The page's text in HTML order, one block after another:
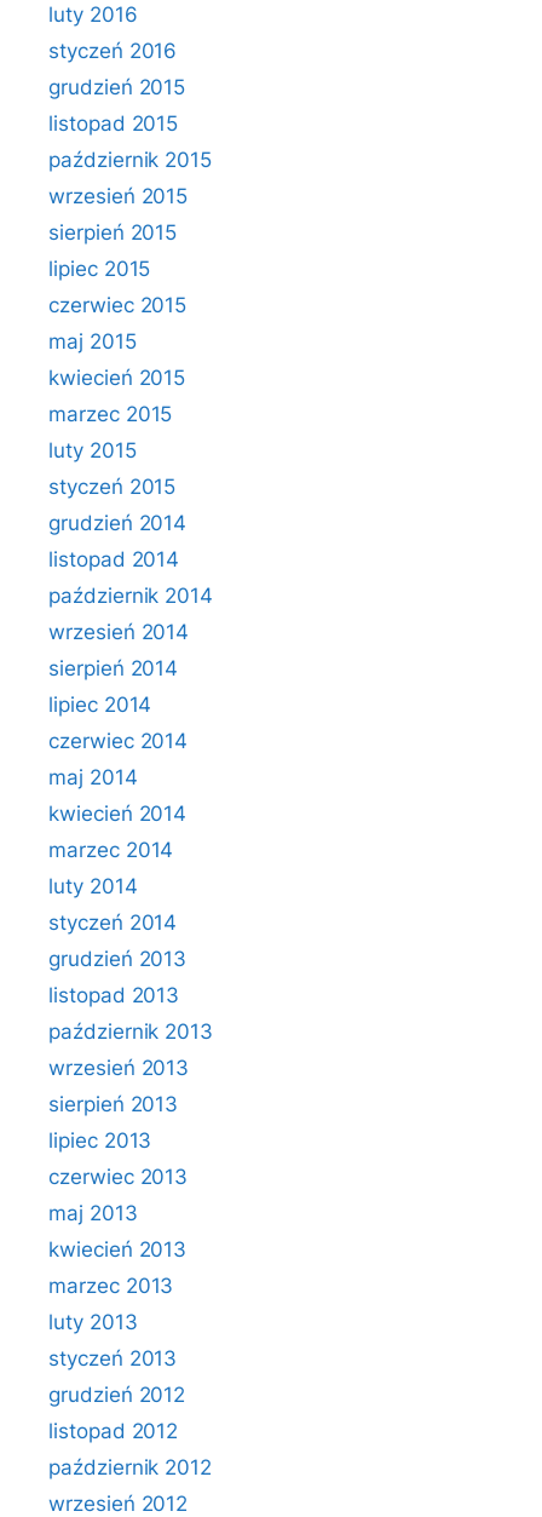
luty 2016
styczeń 2016
grudzień 2015
listopad 2015
październik 2015
wrzesień 2015
sierpień 2015
lipiec 2015
czerwiec 2015
maj 2015
kwiecień 2015
marzec 2015
luty 2015
styczeń 2015
grudzień 2014
listopad 2014
październik 2014
wrzesień 2014
sierpień 2014
lipiec 2014
czerwiec 2014
maj 2014
kwiecień 2014
marzec 2014
luty 2014
styczeń 2014
grudzień 2013
listopad 2013
październik 2013
wrzesień 2013
sierpień 2013
lipiec 2013
czerwiec 2013
maj 2013
kwiecień 2013
marzec 2013
luty 2013
styczeń 2013
grudzień 2012
listopad 2012
październik 2012
wrzesień 2012